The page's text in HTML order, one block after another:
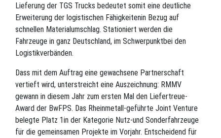
Lieferung der TGS Trucks bedeutet somit eine deutliche
Erweiterung der logistischen Fähigkeitenin Bezug auf
schnellen Materialumschlag. Stationiert werden die
Fahrzeuge in ganz Deutschland, im Schwerpunktbei den
Logistikverbänden.
Dass mit dem Auftrag eine gewachsene Partnerschaft
vertieft wird, unterstreicht eine Auszeichnung: RMMV
gewann in diesem Jahr zum ersten Mal den Liefertreue-
Award der BwFPS. Das Rheinmetall-geführte Joint Venture
belegte Platz 1in der Kategorie Nutz-und Sonderfahrzeuge
für die gemeinsamen Projekte im Vorjahr. Entscheidend für